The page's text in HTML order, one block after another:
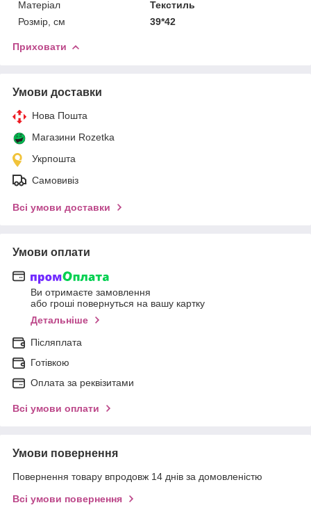
Матеріал
Текстиль
Розмір, см
39*42
Приховати
Умови доставки
Нова Пошта
Магазини Rozetka
Укрпошта
Самовивіз
Всі умови доставки
Умови оплати
Ви отримаєте замовлення
або гроші повернуться на вашу картку
Детальніше
Післяплата
Готівкою
Оплата за реквізитами
Всі умови оплати
Умови повернення
Повернення товару впродовж 14 днів за домовленістю
Всі умови повернення